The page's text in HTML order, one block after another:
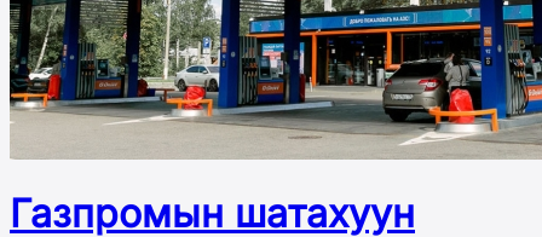
Газпромын шатахуун